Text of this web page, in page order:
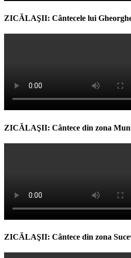
ZICĂLAŞII: Cântecele lui
ZICĂLAŞII: Cântece din zona
ZICĂLAŞII: Cântece din zona